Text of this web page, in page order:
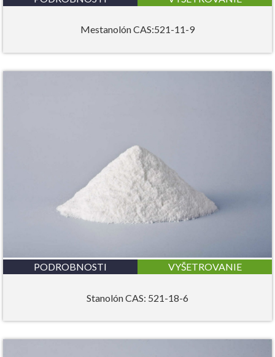
Mestanolón CAS:521-11-9
PODROBNOSTI VYŠETROVANIE
Stanolón CAS: 521-18-6